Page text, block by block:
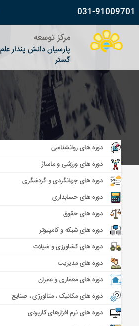
031-91009701
مرکز توسعه
پارسیان دانش پندار علم
گستر
دوره های روانشناسی
دوره های ورزشی و ماساژ
دوره های جهانگردی و گردشگری
دوره های حسابداری
دوره های حقوق
دوره های شبکه و کامپیوتر
دوره های کشاورزی و شیلات
دوره های مدیریت
دوره های معماری و عمران
دوره های مکانیک ، متالورژی ، صنایع
دوره های نرم افزارهای کاربردی